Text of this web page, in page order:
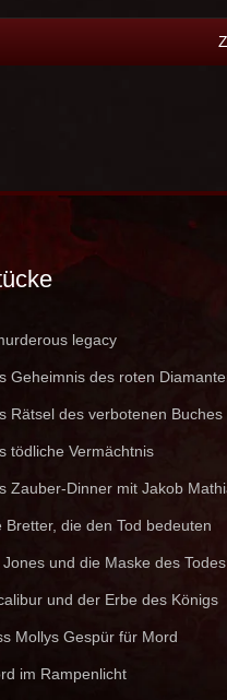
legacy
Geheimnis des roten
Rätsel des verbotenen Buches
tödliche Vermächtnis
Zauber-Dinner mit Jakob
Bretter, die den Tod bedeuten
Jones und die Maske des Todes
und der Erbe des Königs
Mollys Gespür für Mord
im Rampenlicht